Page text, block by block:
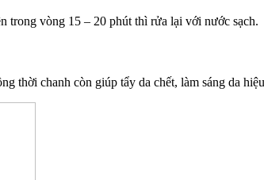
trong vòng 15 – 20 phút thì rửa lại với nước sạch.
thời chanh còn giúp tẩy da chết, làm sáng da